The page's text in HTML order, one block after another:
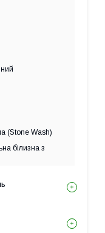
(Stone Wash)
білизна з